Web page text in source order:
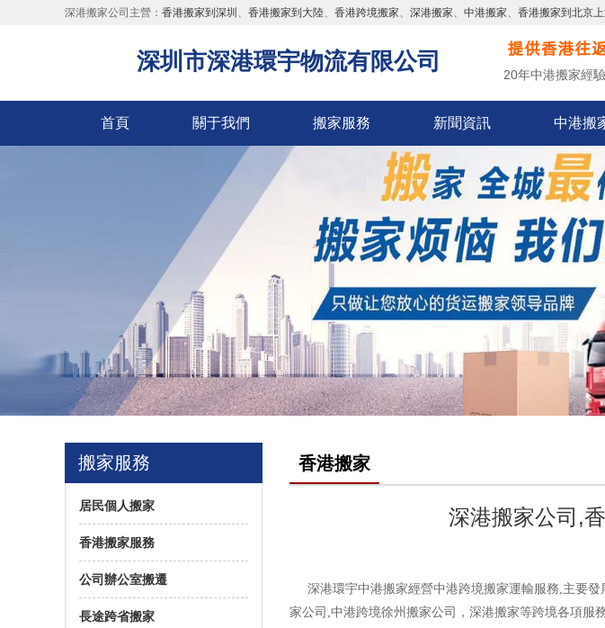
深港搬家公司主營： 香港搬家到深圳 、 香港搬家到大陸、 香港跨境搬家、 深港搬家、 中港搬家、 香港搬家到北京
深圳市深港環宇物流有限公司 20年中港搬家經
首頁 關于我們 搬家服務 新聞資訊 中港搬
搬家服務
居民個人搬家
香港搬家服務
公司辦公室搬遷
長途跨省搬家
香港搬家
深港搬家公司,
深港環宇中港搬家經營中港跨境搬家運輸服務,主要發
家公司,中港跨境徐州搬家公司，深港搬家等跨境各項服